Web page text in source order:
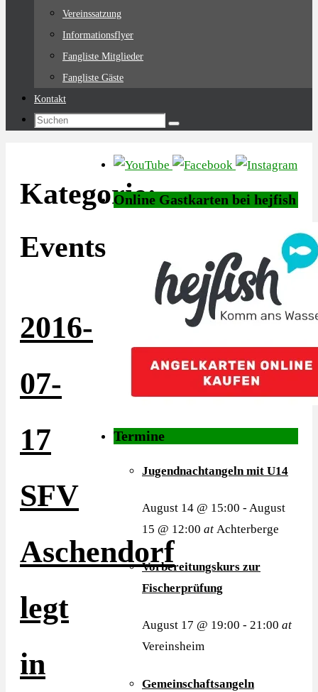
Vereinssatzung
Informationsflyer
Fangliste Mitglieder
Fangliste Gäste
Kontakt
Suchen
Suchen
Kategorie:
Events
2016-
07-
17
SFV
Aschendorf
legt
in
Online Gastkarten bei hejfish
Termine
Jugendnachtangeln mit U14
August 14 @ 15:00 - August
15 @ 12:00 at Achterberge
Vorbereitungskurs zur
Fischerprüfung
August 17 @ 19:00 - 21:00 at
Vereinsheim
Gemeinschaftsangeln